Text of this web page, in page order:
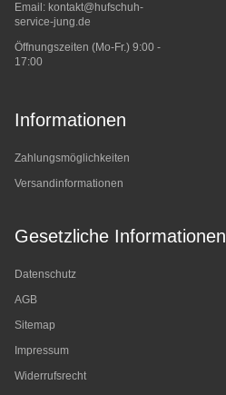
Email: kontakt@hufschuh-
service-jung.de
Öffnungszeiten (Mo-Fr.) 9:00 -
17:00
Informationen
Zahlungsmöglichkeiten
Versandinformationen
Gesetzliche Informationen
Datenschutz
AGB
Sitemap
Impressum
Widerrufsrecht